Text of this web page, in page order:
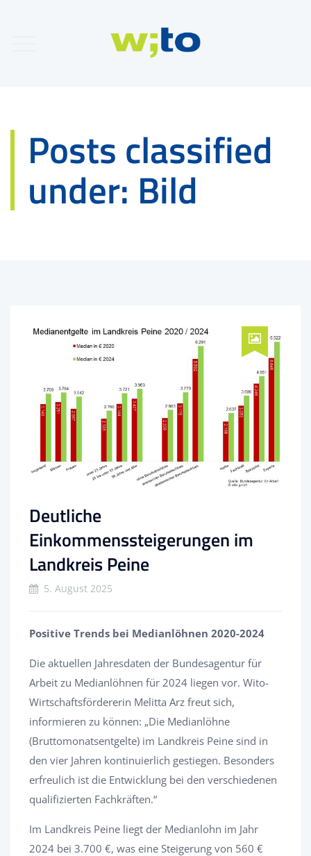
Posts classified
under: Bild
Deutliche
Einkommenssteigerungen im
Landkreis Peine
5. August 2025
Positive Trends bei Medianlöhnen 2020-2024
Die aktuellen Jahresdaten der Bundesagentur für
Arbeit zu Medianlöhnen für 2024 liegen vor. Wito-
Wirtschaftsfördererin Melitta Arz freut sich,
informieren zu können: „Die Medianlöhne
(Bruttomonatsentgelte) im Landkreis Peine sind in
den vier Jahren kontinuierlich gestiegen. Besonders
erfreulich ist die Entwicklung bei den verschiedenen
qualifizierten Fachkräften.“
Im Landkreis Peine liegt der Medianlohn im Jahr
2024 bei 3.700 €, was eine Steigerung von 560 €